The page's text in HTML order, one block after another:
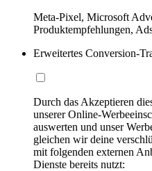
Meta-Pixel, Microsoft
Produktempfehlungen,
Erweitertes Conversion-
Durch das Akzeptieren
unserer Online-
auswerten und unser
gleichen wir deine
mit folgenden externen
Dienste bereits nutzt: